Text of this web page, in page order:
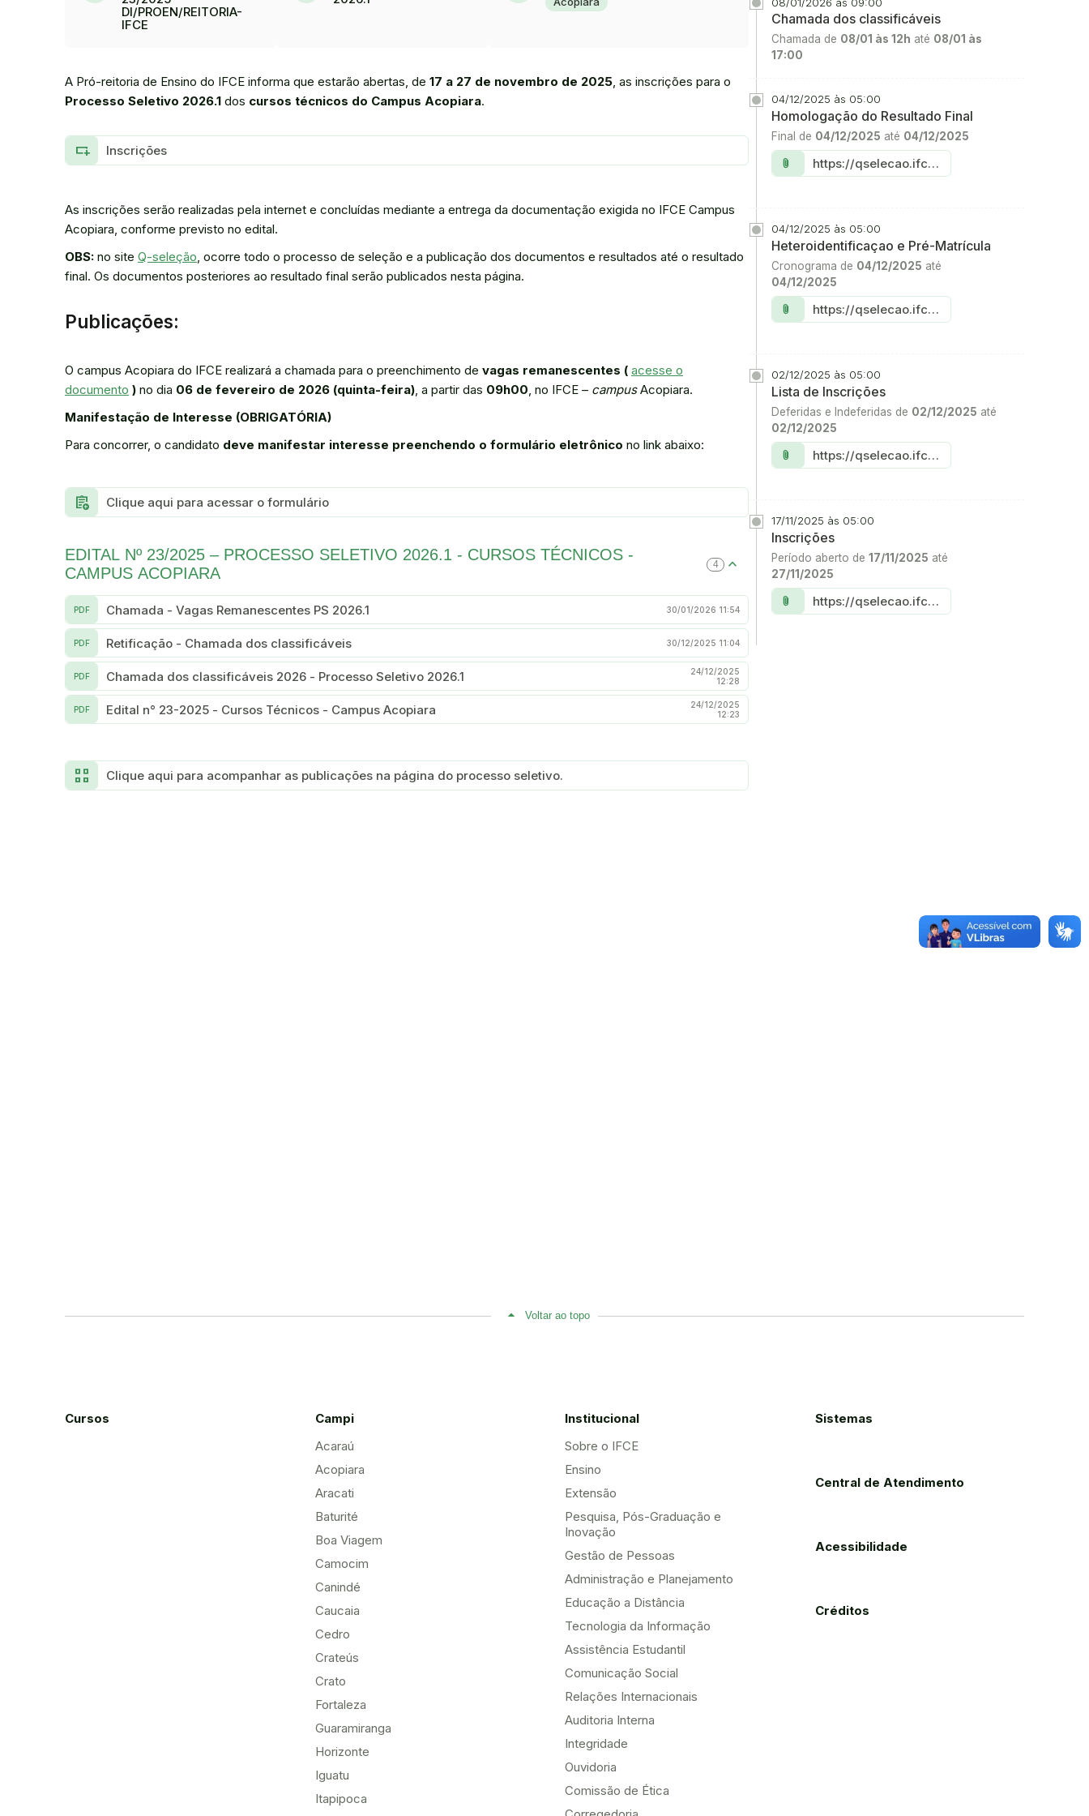
DI/PROEN/REITORIA-
IFCE
A Pró-reitoria de Ensino do IFCE informa que estarão abertas, de 17 a 27 de novembro de 2025, as inscrições para o
Processo Seletivo 2026.1 dos cursos técnicos do Campus Acopiara.
variable_add Inscrições
As inscrições serão realizadas pela internet e concluídas mediante a entrega da documentação exigida no IFCE Campus
Acopiara, conforme previsto no edital.
OBS: no site Q-seleção, ocorre todo o processo de seleção e a publicação dos documentos e resultados até o resultado
final. Os documentos posteriores ao resultado final serão publicados nesta página.
Publicações:
O campus Acopiara do IFCE realizará a chamada para o preenchimento de vagas remanescentes ( acesse o
documento ) no dia 06 de fevereiro de 2026 (quinta-feira), a partir das 09h00, no IFCE – campusAcopiara.
Manifestação de Interesse (OBRIGATÓRIA)
Para concorrer, o candidato deve manifestar interesse preenchendo o formulário eletrônico no link abaixo:
assignment_add Clique aqui para acessar o formulário
EDITAL Nº 23/2025 – PROCESSO SELETIVO 2026.1 - CURSOS TÉCNICOS -
CAMPUS ACOPIARA
4
Chamada - Vagas Remanescentes PS 2026.1
PDF 30/01/2026 11:54
Retificação - Chamada dos classificáveis
PDF 30/12/2025 11:04
Chamada dos classificáveis 2026 - Processo Seletivo 2026.1
PDF
24/12/2025
12:28
Edital n° 23-2025 - Cursos Técnicos - Campus Acopiara
PDF
24/12/2025
12:23
view_comfy_alt Clique aqui para acompanhar as publicações na página do processo seletivo.
Chamada dos classificáveis
Chamada de 08/01 às 12h até 08/01 às
17:00
04/12/2025 às 05:00
Homologação do Resultado Final
Final de 04/12/2025 até 04/12/2025
Link:
attach_file https://qselecao.ifce.edu.br/concurso.aspx?cod_concurso=9082
04/12/2025 às 05:00
Heteroidentificaçao e Pré-Matrícula
Cronograma de 04/12/2025 até
04/12/2025
Link:
attach_file https://qselecao.ifce.edu.br/concurso.aspx?cod_concurso=9082
02/12/2025 às 05:00
Lista de Inscrições
Deferidas e Indeferidas de 02/12/2025 até
02/12/2025
Link:
attach_file https://qselecao.ifce.edu.br/concurso.aspx?cod_concurso=9082
17/11/2025 às 05:00
Inscrições
Período aberto de 17/11/2025 até
27/11/2025
Link:
attach_file https://qselecao.ifce.edu.br/concurso.aspx?cod_concurso=9082
Voltar ao topo
Cursos
Campi
Acaraú
Acopiara
Aracati
Baturité
Boa Viagem
Camocim
Canindé
Caucaia
Cedro
Crateús
Crato
Fortaleza
Guaramiranga
Horizonte
Iguatu
Itapipoca
Institucional
Sobre o IFCE
Ensino
Extensão
Pesquisa, Pós-Graduação e
Inovação
Gestão de Pessoas
Administração e Planejamento
Educação a Distância
Tecnologia da Informação
Assistência Estudantil
Comunicação Social
Relações Internacionais
Auditoria Interna
Integridade
Ouvidoria
Comissão de Ética
Sistemas
Central de Atendimento
Acessibilidade
Créditos